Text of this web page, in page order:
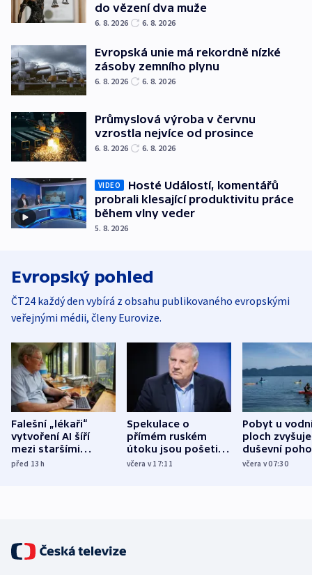
do vězení dva muže
6. 8. 2026 6. 8. 2026
Evropská unie má rekordně nízké
zásoby zemního plynu
6. 8. 2026 6. 8. 2026
Průmyslová výroba v červnu
vzrostla nejvíce od prosince
6. 8. 2026 6. 8. 2026
VIDEO
Hosté Událostí, komentářů
probrali klesající produktivitu práce
během vlny veder
5. 8. 2026
Evropský pohled
ČT24 každý den vybírá z obsahu publikovaného evropskými
veřejnými médii, členy Eurovize.
Falešní „lékaři“
vytvoření AI šíří
mezi staršími
Poláky nebezpečné
před 13h
Spekulace o
přímém ruském
útoku jsou pošetilé,
míní estonský
včera v 17:11
Pobyt u
ploch zvyšuje
duševní
ukázala
včera v 07:30